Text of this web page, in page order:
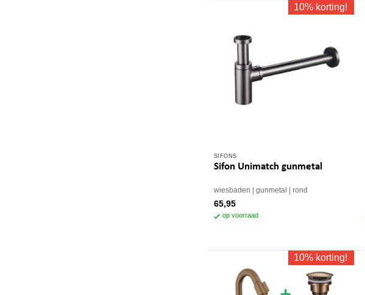
10% korting!
SIFONS
Sifon Unimatch gunmetal
wiesbaden gunmetal rond
65,95
op voorraad
10% korting!